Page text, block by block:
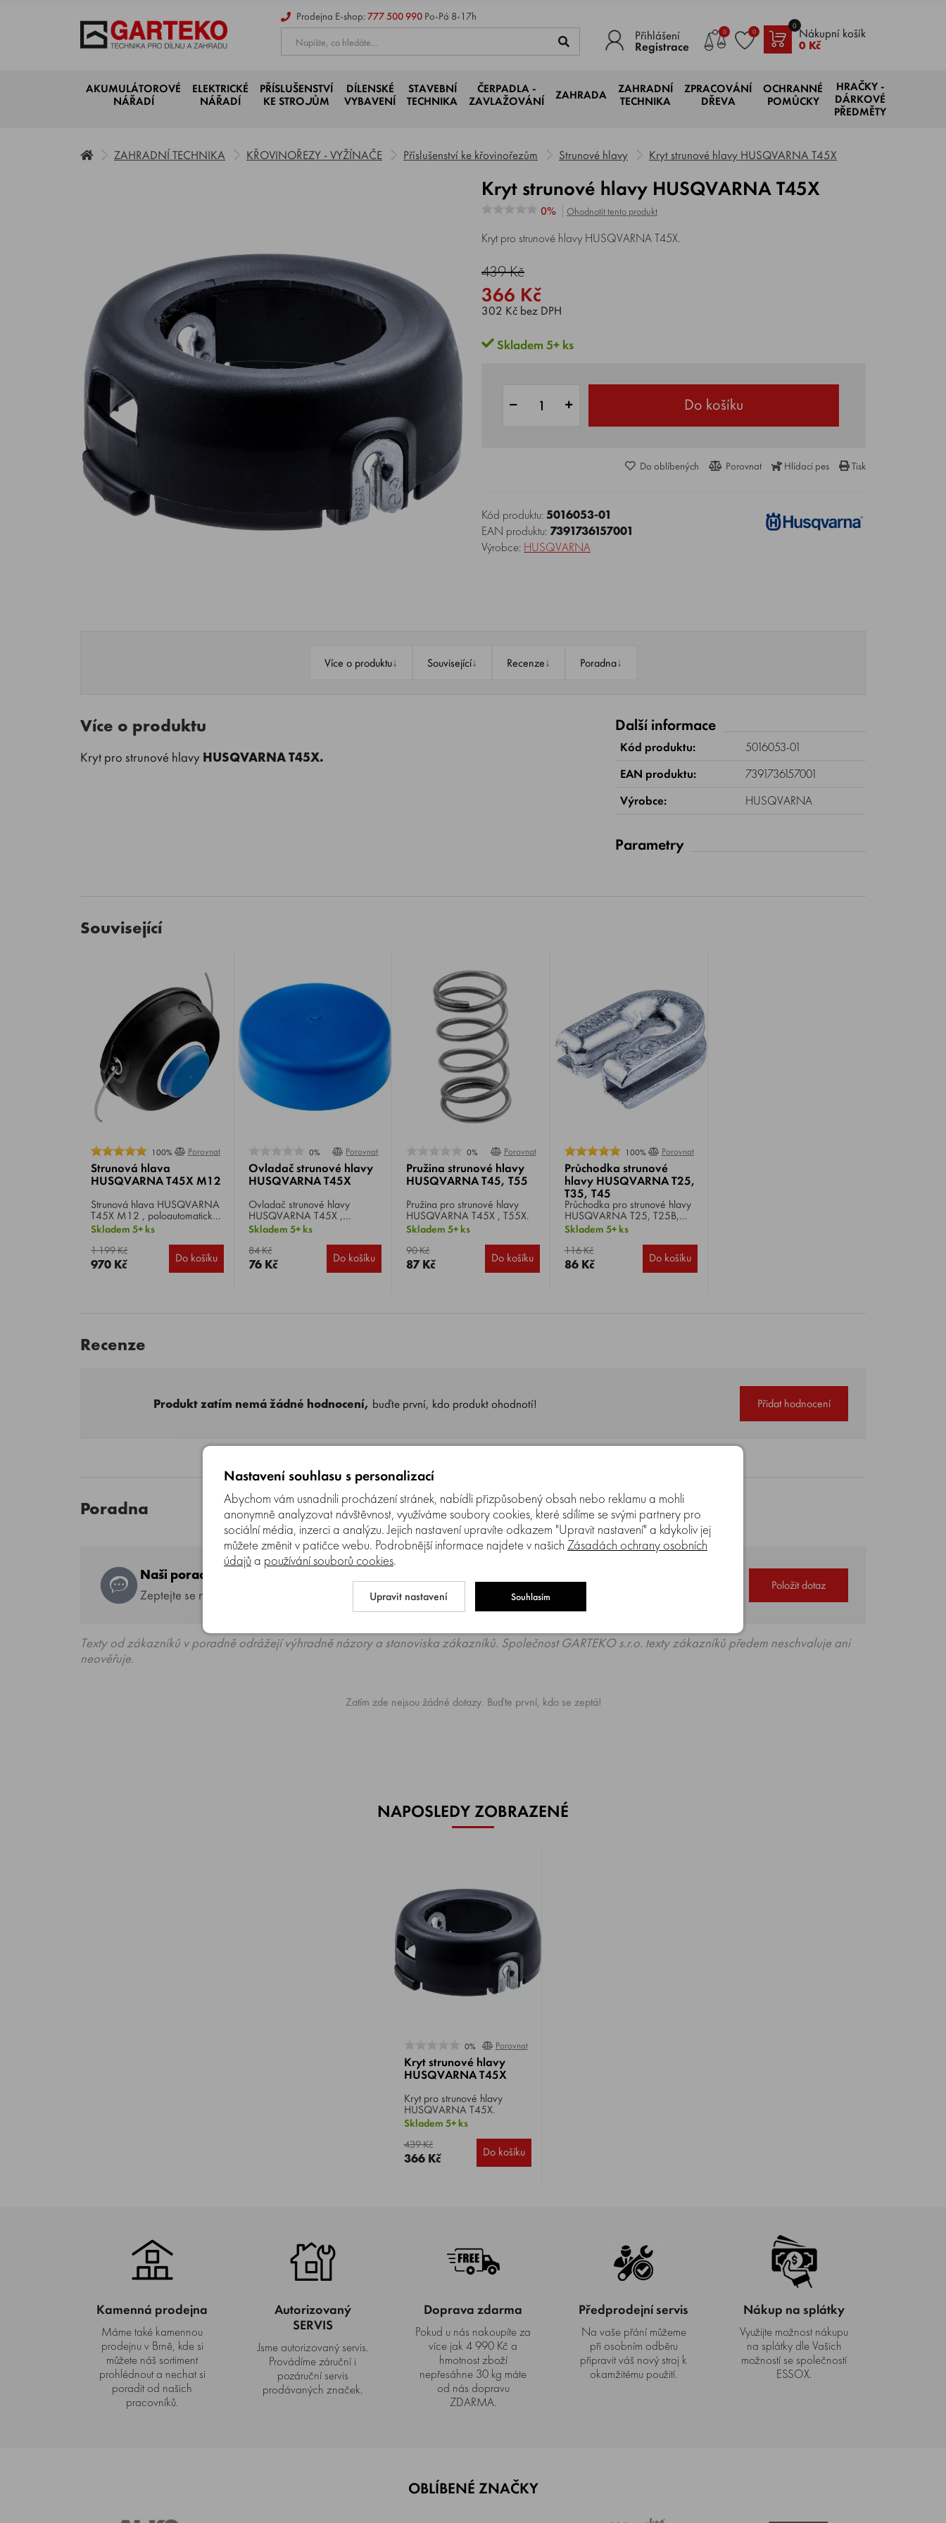
Prodejna E-shop:777 500 990 Po-Pá 8-17h
Přihlášení
Registrace
0 0 Nákupní košík
0 Kč
0
AKUMULÁTOROVÉ
NÁŘADÍ
ELEKTRICKÉ
NÁŘADÍ
PŘÍSLUŠENSTVÍ
KE STROJŮM
DÍLENSKÉ
VYBAVENÍ
STAVEBNÍ
TECHNIKA
ČERPADLA -
ZAVLAŽOVÁNÍ
ZAHRADA
ZAHRADNÍ
TECHNIKA
ZPRACOVÁNÍ
DŘEVA
OCHRANNÉ
POMŮCKY
HRAČKY -
DÁRKOVÉ
PŘEDMĚTY
ZAHRADNÍ TECHNIKA KŘOVINOŘEZY - VYŽÍNAČE Příslušenství ke křovinořezům Strunové hlavy Kryt strunové hlavy HUSQVARNA T45X
Kryt strunové hlavy HUSQVARNA T45X
0% Ohodnotit tento produkt
Kryt pro strunové hlavy HUSQVARNA T45X.
439 Kč
366 Kč
302 Kč bez DPH
Skladem 5+ ks
Do košíku
Do oblíbených Porovnat Hlídací pes Tisk
Kód produktu: 5016053-01
EAN produktu: 7391736157001
Výrobce: HUSQVARNA
Více o produktu↓ Související↓ Recenze↓ Poradna↓
Více o produktu
Kryt pro strunové hlavy HUSQVARNA T45X.
Další informace
Kód produktu:
5016053-01
EAN produktu:
7391736157001
Výrobce:
HUSQVARNA
Parametry
Související
100% Porovnat
Strunová hlava
HUSQVARNA T45X M12
Strunová hlava HUSQVARNA
T45X M12 , poloautomatický
systém vysouvání struny
kuličková ložiska pro
profesionální využití.
Skladem 5+ ks
1 199 Kč
970 Kč Do košíku
0% Porovnat
Ovladač strunové hlavy
HUSQVARNA T45X
Ovladač strunové hlavy
HUSQVARNA T45X ,
hmotnost 27 g.
Skladem 5+ ks
84 Kč
76 Kč Do košíku
0% Porovnat
Pružina strunové hlavy
HUSQVARNA T45, T55
Pružina pro strunové hlavy
HUSQVARNA T45X , T55X.
Skladem 5+ ks
90 Kč
87 Kč Do košíku
100% Porovnat
Průchodka strunové
hlavy HUSQVARNA T25,
T35, T45
Průchodka pro strunové hlavy
HUSQVARNA T25, T25B,
T35, T35X, T45X .
Skladem 5+ ks
116 Kč
86 Kč Do košíku
Recenze
Produkt zatím nemá žádné hodnocení, buďte první, kdo produkt ohodnotí! Přidat hodnocení
Poradna
Naši poradci a znalci sortimentu jsou připraveni odpovídat na Vaše dotazy (Po–Pá, 8–17 hod)
Zeptejte se na co potřebujete, odpovíme co nejdříve.
Položit dotaz
Texty od zákazníků v poradně odrážejí výhradně názory a stanoviska zákazníků. Společnost GARTEKO s.r.o. texty zákazníků předem neschvaluje ani
neověřuje.
Zatím zde nejsou žádné dotazy. Buďte první, kdo se zeptá!
NAPOSLEDY ZOBRAZENÉ
0% Porovnat
Kryt strunové hlavy
HUSQVARNA T45X
Kryt pro strunové hlavy
HUSQVARNA T45X.
Skladem 5+ ks
439 Kč
366 Kč Do košíku
Kamenná prodejna
Máme také kamennou
prodejnu v Brně, kde si
můžete náš sortiment
prohlédnout a nechat si
poradit od našich
pracovníků.
Autorizovaný
SERVIS
Jsme autorizovaný servis.
Provádíme záruční i
pozáruční servis
prodávaných značek.
Doprava zdarma
Pokud u nás nakoupíte za
více jak 4 990 Kč a
hmotnost zboží
nepřesáhne 30 kg máte
od nás dopravu
ZDARMA.
Předprodejní servis
Na vaše přání můžeme
při osobním odběru
připravit váš nový stroj k
okamžitému použití.
Nákup na splátky
Využijte možnost nákupu
na splátky dle Vašich
možností se společností
ESSOX.
OBLÍBENÉ ZNAČKY
Nastavení souhlasu s personalizací
Abychom vám usnadnili procházení stránek, nabídli přizpůsobený obsah nebo reklamu a mohli
anonymně analyzovat návštěvnost, využíváme soubory cookies, které sdílíme se svými partnery pro
sociální média, inzerci a analýzu. Jejich nastavení upravíte odkazem "Upravit nastavení" a kdykoliv jej
můžete změnit v patičce webu. Podrobnější informace najdete v našich Zásadách ochrany osobních
údajů a používání souborů cookies.
Upravit nastavení Souhlasím